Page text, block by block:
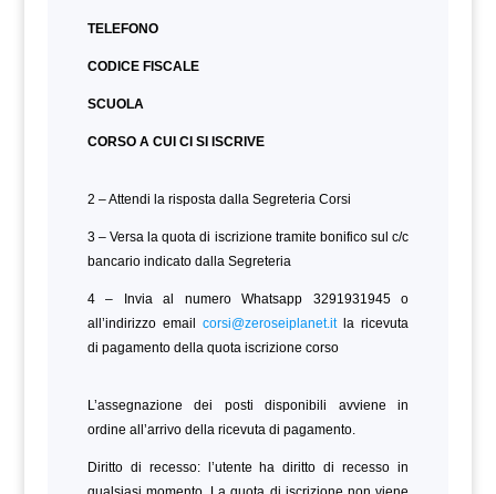
TELEFONO
CODICE FISCALE
SCUOLA
CORSO A CUI CI SI ISCRIVE
2 – Attendi la risposta dalla Segreteria Corsi
3 – Versa la quota di iscrizione tramite bonifico sul c/c
bancario indicato dalla Segreteria
4 – Invia al numero Whatsapp 3291931945 o
all’indirizzo email corsi@zeroseiplanet.itla ricevuta
di pagamento della quota iscrizione corso
L’assegnazione dei posti disponibili avviene in
ordine all’arrivo della ricevuta di pagamento.
Diritto di recesso: l’utente ha diritto di recesso in